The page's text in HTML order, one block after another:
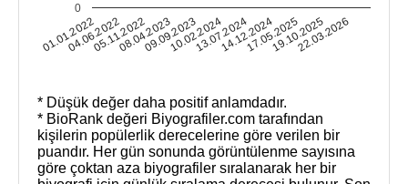
01.01.2022
04.06.2022
05.11.2022
08.04.2023
09.09.2023
10.02.2024
13.07.2024
14.12.2024
17.05.2025
19.10.2025
22.03.2026
0
* Düşük değer daha positif anlamdadır.
* BioRank değeri Biyografiler.com tarafından
kişilerin popülerlik derecelerine göre verilen bir
puandır. Her gün sonunda görüntülenme sayısına
göre çoktan aza biyografiler sıralanarak her bir